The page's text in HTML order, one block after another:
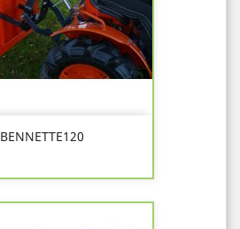
BENNETTE120